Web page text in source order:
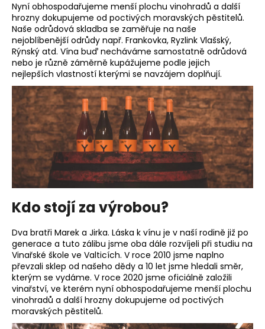
Nyní obhospodařujeme menší plochu vinohradů a další
hrozny dokupujeme od poctivých moravských pěstitelů.
Naše odrůdová skladba se zaměřuje na naše
nejoblíbenější odrůdy např. Frankovka, Ryzlink Vlašský,
Rýnský atd. Vína buď necháváme samostatně odrůdová
nebo je různě záměrně kupážujeme podle jejich
nejlepších vlastností kterými se navzájem doplňují.
Kdo stojí za výrobou?
Dva bratři Marek a Jirka. Láska k vínu je v naší rodině již po
generace a tuto zálibu jsme oba dále rozvíjeli při studiu na
Vinařské škole ve Valticích. V roce 2010 jsme naplno
převzali sklep od našeho dědy a 10 let jsme hledali směr,
kterým se vydáme. V roce 2020 jsme oficiálně založili
vinařství, ve kterém nyní obhospodařujeme menší plochu
vinohradů a další hrozny dokupujeme od poctivých
moravských pěstitelů.
HLEDAT
D
o
p
o
r
u
č
u
j
e
m
e
RYZLINK
VLAŠSKÝ
2024
250
Kč